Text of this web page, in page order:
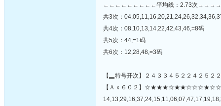
←←←←←←←←←平均线：2.73次
共3次：
共4次：08,10,13,14,22,42,43,46,=8码
共5次：44,=1码
共6次：12,28,48,=3码
【▂特号开次】２４３３４５２２４２５２
【Ａｘ６０２】